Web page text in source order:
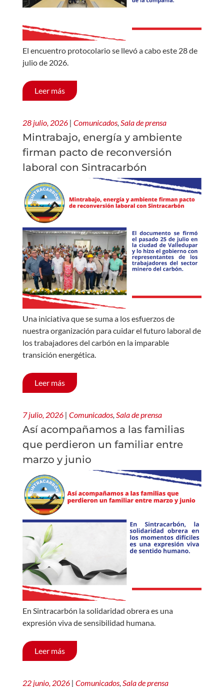
El encuentro protocolario se llevó a cabo este 28 de
julio de 2026.
Leer más
28 julio, 2026 | Comunicados Sala de prensa
Mintrabajo, energía y ambiente
firman pacto de reconversión
laboral con Sintracarbón
Una iniciativa que se suma a los esfuerzos de
nuestra organización para cuidar el futuro laboral de
los trabajadores del carbón en la imparable
transición energética.
Leer más
7 julio, 2026 | Comunicados Sala de prensa
Así acompañamos a las familias
que perdieron un familiar entre
marzo y junio
En Sintracarbón la solidaridad obrera es una
expresión viva de sensibilidad humana.
Leer más
22 junio, 2026 | Comunicados, Sala de prensa